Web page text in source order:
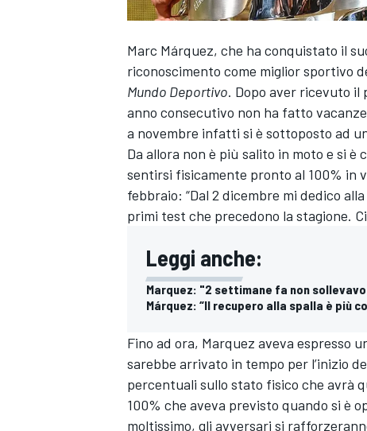
MONOPOSTO
Marc Márquez, che ha conquistato il
riconoscimento come miglior sportivo
Mundo Deportivo. Dopo aver ricevuto il
anno consecutivo non ha fatto
a novembre infatti si è sottoposto ad
Da allora non è più salito in moto e si
sentirsi fisicamente pronto al 100% in
febbraio: “Dal 2 dicembre mi dedico
primi test che precedono la stagione.
Leggi anche:
Marquez: "2 settimane fa non
Márquez: “Il recupero alla spalla è più
Fino ad ora, Marquez aveva espresso
sarebbe arrivato in tempo per l’inizio
percentuali sullo stato fisico che avrà
100% che aveva previsto quando si è
moltissimo, gli avversari si